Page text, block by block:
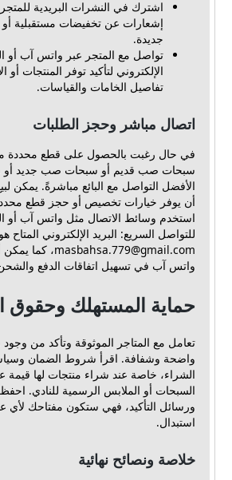
اشترك في النشرات البريدية
إشعارات عن تخفيضات مستقبلية أو
جديدة.
تواصل مع المتجر عبر واتس آب أو
الإلكتروني لتأكيد توفر المنتجات أو
تفاصيل الخامات والقياسات.
اتصال مباشر وحجز الطلبات
في حال رغبت بالحصول على قطع محددة
سبحات صب قديم أو سبحات صب جديد أو
الأفضل التواصل مع البائع مباشرةً. يمكن
أن يوفر خيارات تخصيص أو حجز قطع محددة
استخدم وسائط الاتصال مثل واتس آب أو
للتواصل السريع: البريد الإلكتروني المتاح هو
masbahsa.779@gmail.com، كما يمكن
واتس آب في تسهيل اتفاقات الدفع
حماية المستهلك وحقوق
تعامل مع المتاجر الموثوقة وتأكد من
واضحة وشفافة. اقرأ شروط الضمان
الشراء، خاصة عند شراء منتجات لها قيمة
السبحات أو الملابس الرسمية للنادي.
ورسائل التأكيد، فهي ستكون مفتاحك لأي
استبدال.
خلاصة ونصائح نهائية